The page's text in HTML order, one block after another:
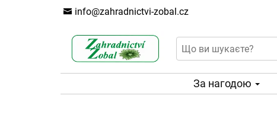
info@zahradnictvi-zobal.cz
За нагодою